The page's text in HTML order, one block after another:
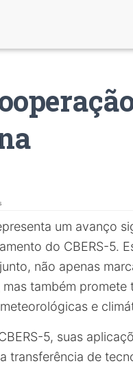
um avanço
do CBERS-5.
não apenas
também promete
e
5, suas
transferência de